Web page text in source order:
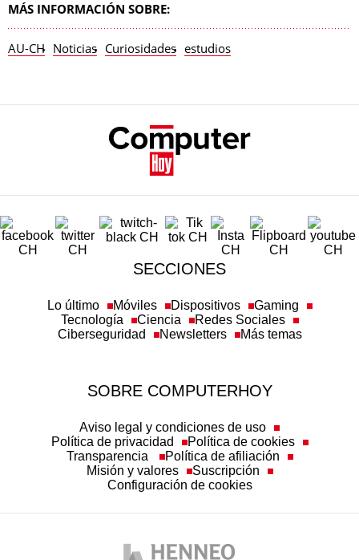
MÁS INFORMACIÓN SOBRE:
AU-CH Noticias Curiosidades estudios
SECCIONES
Lo último Móviles Dispositivos
Gaming
Tecnología
Ciencia
Redes Sociales
Ciberseguridad
Newsletters Más temas
SOBRE COMPUTERHOY
Aviso legal y condiciones de uso
Política de privacidad
Política de cookies
Transparencia
Política de afiliación
Misión y valores
Suscripción
Configuración de cookies